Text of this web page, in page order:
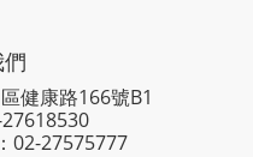
健康路166號B1
02-27575777